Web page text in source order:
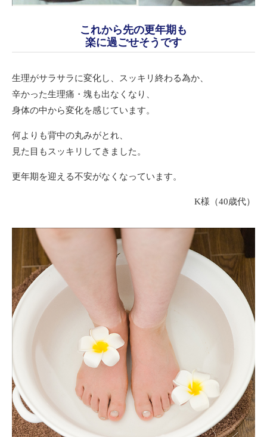
これから先の更年期も
楽に過ごせそうです
生理がサラサラに変化し、スッキリ終わる為か、
辛かった生理痛・塊も出なくなり、
身体の中から変化を感じています。
何よりも背中の丸みがとれ、
見た目もスッキリしてきました。
更年期を迎える不安がなくなっています。
K様（40歳代）